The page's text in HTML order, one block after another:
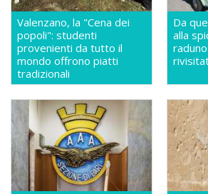
Valenzano, la "Cena dei
popoli": studenti
provenienti da tutto il
mondo offrono piatti
tradizionali
Da
alla